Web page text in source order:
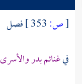
[ص:
فصل
فيغنائمبدروالأسرى